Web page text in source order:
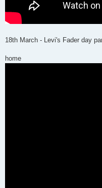
18th March - Levi's Fader day
home